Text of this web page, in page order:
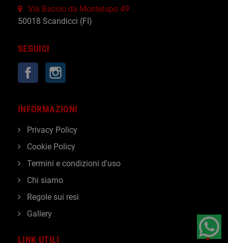
Via Baccio da Montelupo 49
50018 Scandicci (FI)
SEGUICI
Facebook
LINK UTILI
INFORMAZIONI
Privacy Policy
Cookie Policy
Termini e condizioni d'uso
Chi siamo
Regole sui resi
Gallery